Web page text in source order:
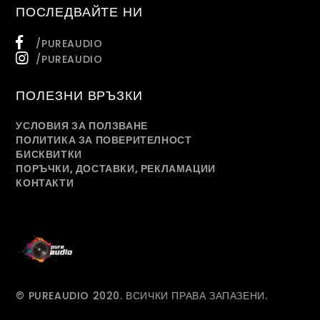
ПОСЛЕДВАЙТЕ НИ
/PUREAUDIO
/PUREAUDIO
ПОЛЕЗНИ ВРЪЗКИ
УСЛОВИЯ ЗА ПОЛЗВАНЕ
ПОЛИТИКА ЗА ПОВЕРИТЕЛНОСТ
БИСКВИТКИ
ПОРЪЧКИ, ДОСТАВКИ, РЕКЛАМАЦИИ
КОНТАКТИ
© PUREAUDIO 2020. ВСИЧКИ ПРАВА ЗАПАЗЕНИ.